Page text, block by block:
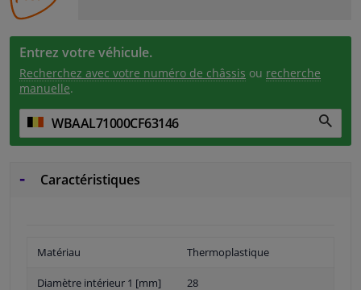
Entrez votre véhicule.
Recherchez avec votre numéro de châssis ou recherche
manuelle.
Caractéristiques
Matériau Thermoplastique
Diamètre intérieur 1 [mm] 28